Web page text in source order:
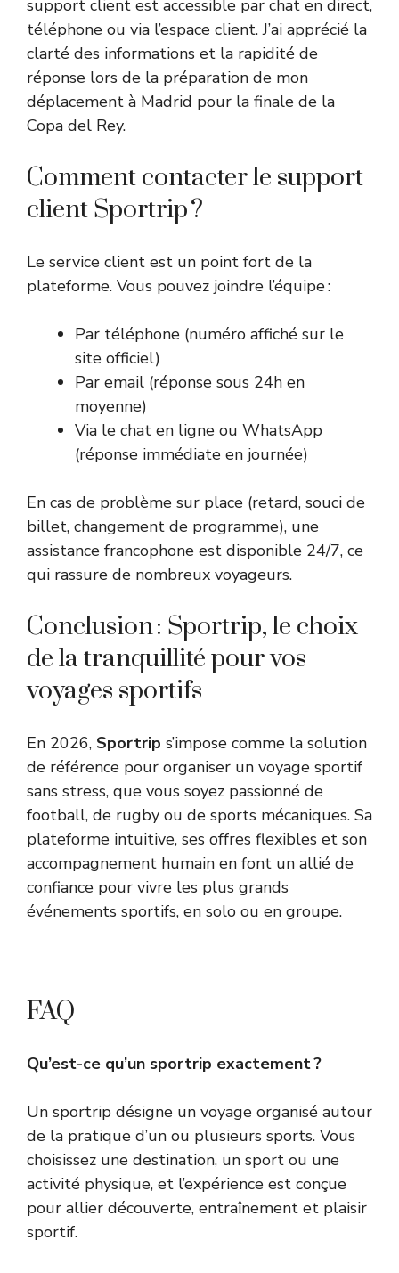
support client est accessible par chat en direct,
téléphone ou via l’espace client. J’ai apprécié la
clarté des informations et la rapidité de
réponse lors de la préparation de mon
déplacement à Madrid pour la finale de la
Copa del Rey.
Comment contacter le support
client Sportrip ?
Le service client est un point fort de la
plateforme. Vous pouvez joindre l’équipe :
Par téléphone (numéro affiché sur le
site officiel)
Par email (réponse sous 24h en
moyenne)
Via le chat en ligne ou WhatsApp
(réponse immédiate en journée)
En cas de problème sur place (retard, souci de
billet, changement de programme), une
assistance francophone est disponible 24/7, ce
qui rassure de nombreux voyageurs.
Conclusion : Sportrip, le choix
de la tranquillité pour vos
voyages sportifs
En 2026, Sportrip s’impose comme la solution
de référence pour organiser un voyage sportif
sans stress, que vous soyez passionné de
football, de rugby ou de sports mécaniques. Sa
plateforme intuitive, ses offres flexibles et son
accompagnement humain en font un allié de
confiance pour vivre les plus grands
événements sportifs, en solo ou en groupe.
FAQ
Qu’est-ce qu’un sportrip exactement ?
Un sportrip désigne un voyage organisé autour
de la pratique d’un ou plusieurs sports. Vous
choisissez une destination, un sport ou une
activité physique, et l’expérience est conçue
pour allier découverte, entraînement et plaisir
sportif.